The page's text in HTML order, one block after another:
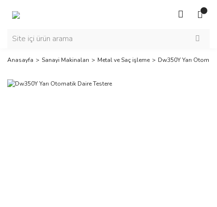
Anasayfa Sanayi Makinaları Metal ve Saç işleme Dw350Y Yarı